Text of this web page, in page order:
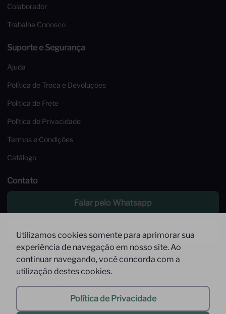
Utilizamos cookies somente para aprimorar sua
experiência de navegação em nosso site. Ao
continuar navegando, você concorda com a
utilização destes cookies.
Política de Privacidade
Colaborador
Trabalhe Conosco
Suporte e Segurança
Ajuda
Política de Troca e Devoluções
Política de Frete
Política de Privacidade
Termos e Condições
Catálogo
Contato
Falar pelo Whatsapp
Enviar um email
Atendimento de Segunda à Sexta,
das 09 às 17h
Whatsapp: (11) 9 9278-9369
faleconosco@interfood.com.br